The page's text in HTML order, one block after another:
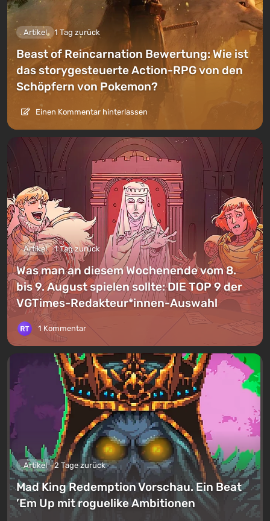
Artikel 1 Tag zurück
Beast of Reincarnation Bewertung: Wie ist
das storygesteuerte Action-RPG von den
Schöpfern von Pokemon?
Einen Kommentar hinterlassen
Artikel 1 Tag zurück
Was man an diesem Wochenende vom 8.
bis 9. August spielen sollte: DIE TOP 9 der
VGTimes-Redakteur*innen-Auswahl
1 Kommentar
Artikel 2 Tage zurück
Mad King Redemption Vorschau. Ein Beat
’Em Up mit roguelike Ambitionen